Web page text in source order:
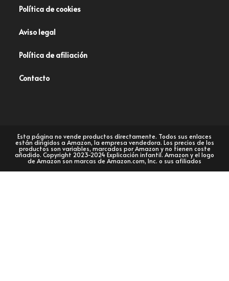
Política de cookies
Aviso legal
Política de afiliación
Contacto
Esta página no vende productos directamente. Todos sus enlaces
están dirigidos a Amazon, la empresa vendedora. Los precios de los
productos son variables, marcados por Amazon y no tienen coste
añadido. Copyright 2023-2024 Explicación infantil. Amazon y el logo
de Amazon son marcas de Amazon.com, Inc. o sus afiliados